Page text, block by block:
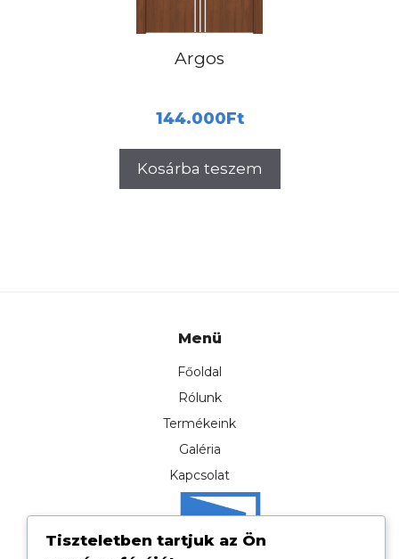
Argos
144.000Ft
Kosárba teszem
Menü
Főoldal
Rólunk
Termékeink
Galéria
Kapcsolat
Tiszteletben tartjuk az Ön